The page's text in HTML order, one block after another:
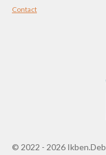
Contact
© 2022 - 2026 Ikben.Deb